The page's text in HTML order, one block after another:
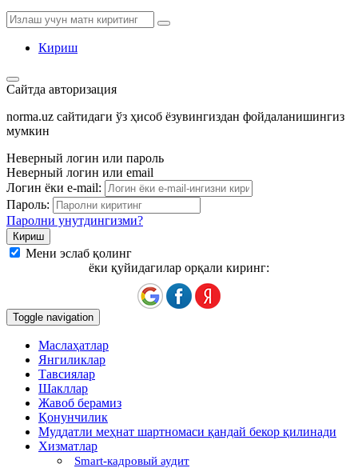
Кириш
Сайтда авторизация
norma.uz сайтидаги ўз ҳисоб ёзувингиздан фойдаланишингиз
мумкин
Неверный логин или пароль
Неверный логин или email
Логин ёки e-mail:
Пароль:
Паролни унутдингизми?
Мени эслаб қолинг
ёки қуйидагилар орқали киринг:
Toggle navigation
Маслаҳатлар
Янгиликлар
Тавсиялар
Шакллар
Жавоб берамиз
Қонунчилик
Муддатли меҳнат шартномаси қандай бекор қилинади
Хизматлар
Smart-кадровый аудит